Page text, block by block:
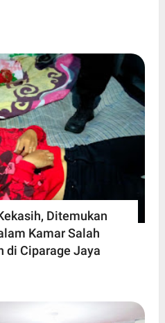
Ditemukan
Kamar Salah
di Ciparage Jaya